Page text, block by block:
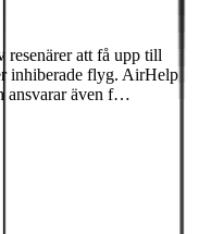
att få upp till
inhiberade flyg. AirHelp
ansvarar även f…